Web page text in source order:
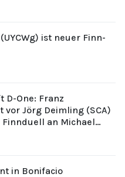
ist neuer Finn-
D-One: Franz
vor Jörg Deimling (SCA)
Finnduell an Michael
in Bonifacio